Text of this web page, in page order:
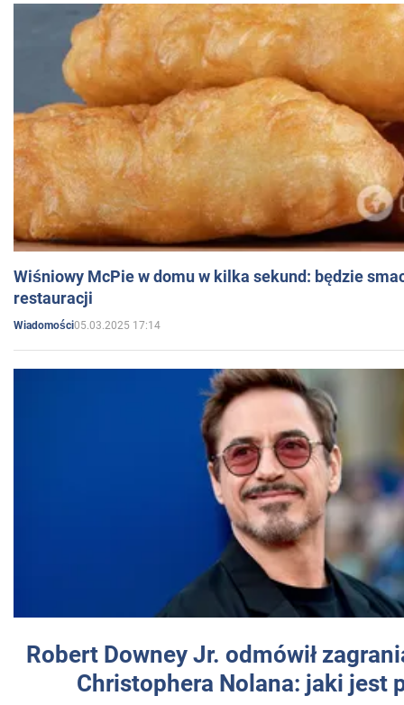
Wiśniowy McPie w domu w kilka sekund: będzie
restauracji
Wiadomości05.03.2025 17:14
Robert Downey Jr. odmówił
Christophera Nolana: jaki jest